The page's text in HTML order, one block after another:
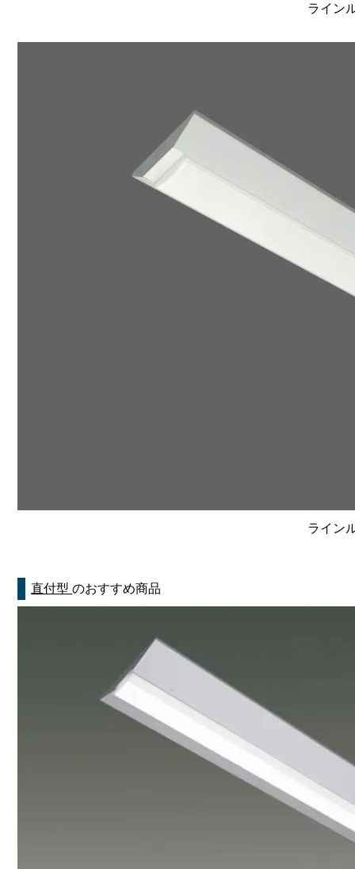
ライン
ライン
直付型のおすすめ商品